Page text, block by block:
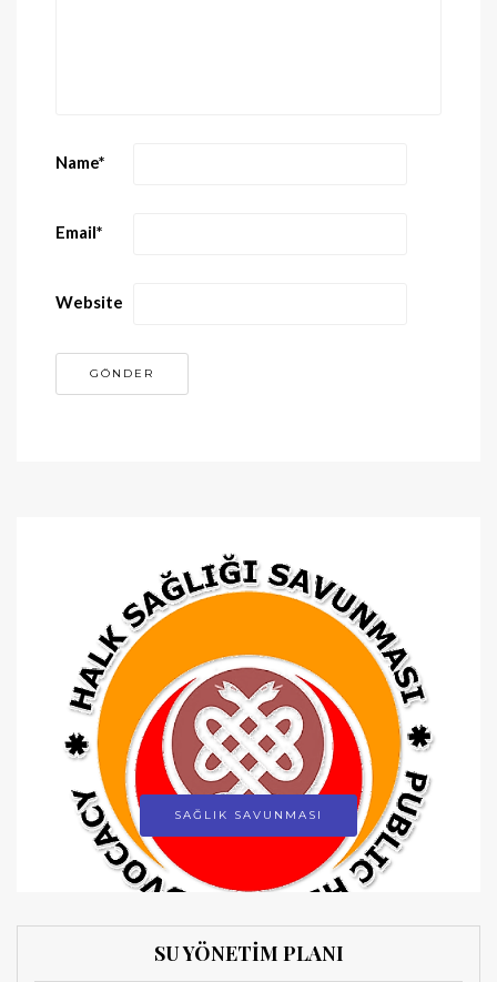
Name*
Email*
Website
SAĞLIK SAVUNMASI
SU YÖNETİM PLANI